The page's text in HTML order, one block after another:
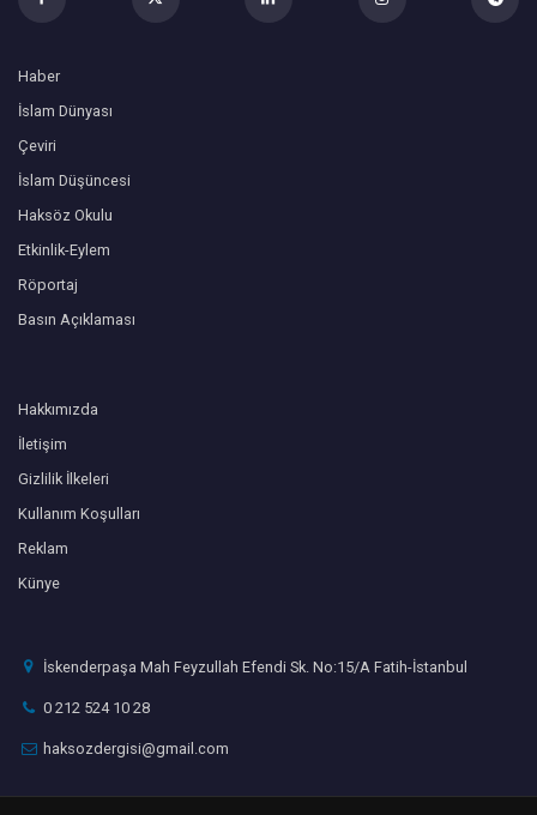
Haber
İslam Dünyası
Çeviri
İslam Düşüncesi
Haksöz Okulu
Etkinlik-Eylem
Röportaj
Basın Açıklaması
Hakkımızda
İletişim
Gizlilik İlkeleri
Kullanım Koşulları
Reklam
Künye
İskenderpaşa Mah Feyzullah Efendi Sk. No:15/A Fatih-İstanbul
0 212 524 10 28
haksozdergisi@gmail.com